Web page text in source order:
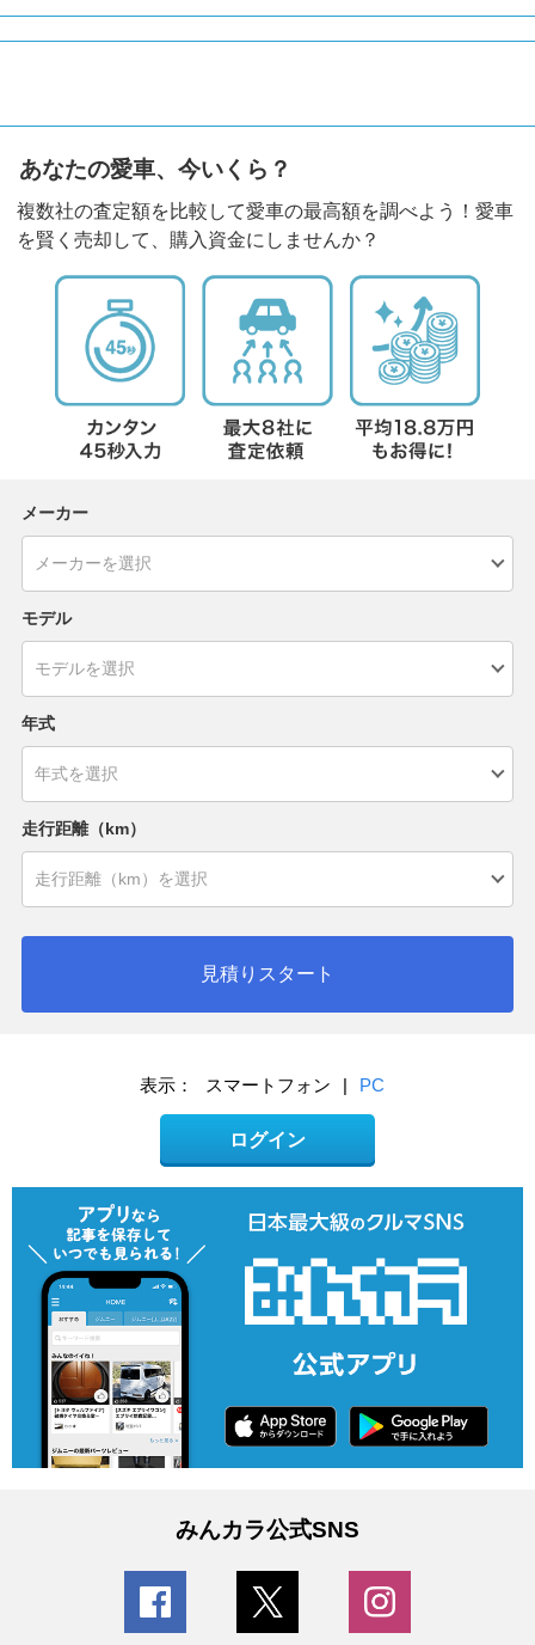
あなたの愛車、今いくら？
複数社の査定額を比較して愛車の最高額を調べよう！愛車
を賢く売却して、購入資金にしませんか？
メーカー
モデル
年式
走行距離（km）
見積りスタート
表示： スマートフォン | PC
ログイン
みんカラ公式SNS